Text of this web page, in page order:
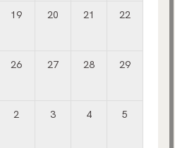
19 20 21 22
26 27 28 29
2 3 4 5